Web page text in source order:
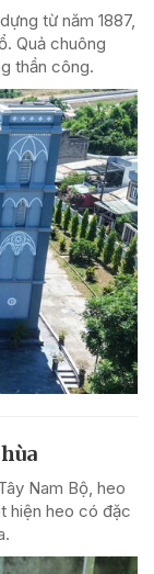
từ năm 1887,
Quả chuông
thần công.
Nam Bộ, heo
hiện heo có đặc